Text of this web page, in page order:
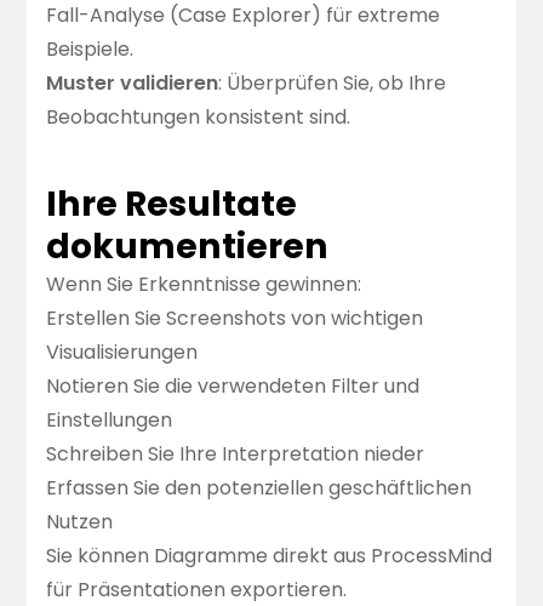
Fall-Analyse (Case Explorer) für extreme
Beispiele.
Muster validieren: Überprüfen Sie, ob Ihre
Beobachtungen konsistent sind.
Ihre Resultate
dokumentieren
Wenn Sie Erkenntnisse gewinnen:
Erstellen Sie Screenshots von wichtigen
Visualisierungen
Notieren Sie die verwendeten Filter und
Einstellungen
Schreiben Sie Ihre Interpretation nieder
Erfassen Sie den potenziellen geschäftlichen
Nutzen
Sie können Diagramme direkt aus ProcessMind
für Präsentationen exportieren.